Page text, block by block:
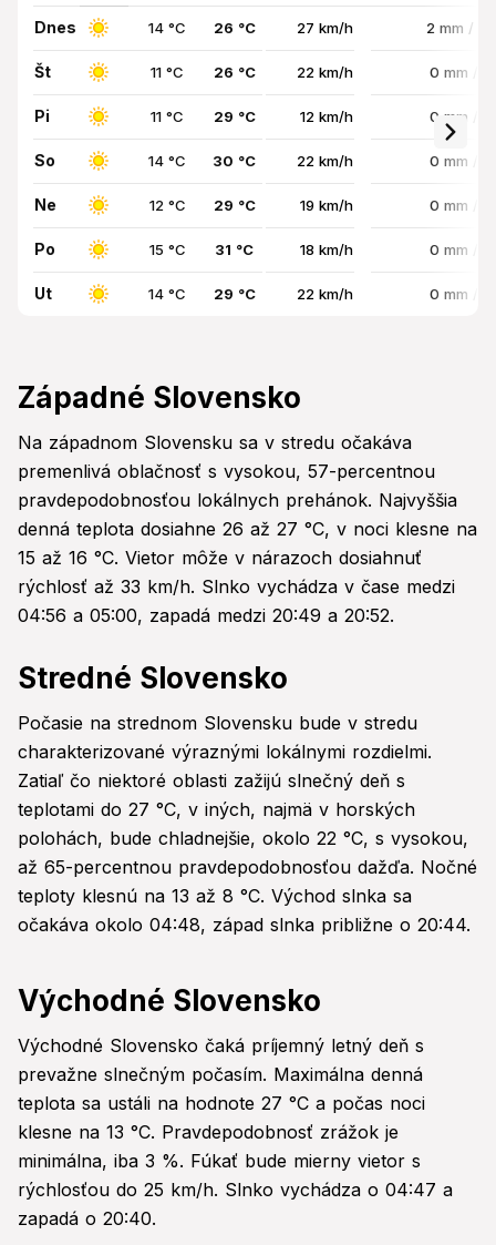
Dnes 14 °C 26 °C 27 km/h 2 mm /
Št 11 °C 26 °C 22 km/h 0 mm /
Pi 11 °C 29 °C 12 km/h 0 mm /
So 14 °C 30 °C 22 km/h 0 mm /
Ne 12 °C 29 °C 19 km/h 0 mm /
Po 15 °C 31 °C 18 km/h 0 mm /
Ut 14 °C 29 °C 22 km/h 0 mm /
Západné Slovensko
Na západnom Slovensku sa v stredu očakáva
premenlivá oblačnosť s vysokou, 57-percentnou
pravdepodobnosťou lokálnych prehánok. Najvyššia
denná teplota dosiahne 26 až 27 °C, v noci klesne na
15 až 16 °C. Vietor môže v nárazoch dosiahnuť
rýchlosť až 33 km/h. Slnko vychádza v čase medzi
04:56 a 05:00, zapadá medzi 20:49 a 20:52.
Stredné Slovensko
Počasie na strednom Slovensku bude v stredu
charakterizované výraznými lokálnymi rozdielmi.
Zatiaľ čo niektoré oblasti zažijú slnečný deň s
teplotami do 27 °C, v iných, najmä v horských
polohách, bude chladnejšie, okolo 22 °C, s vysokou,
až 65-percentnou pravdepodobnosťou dažďa. Nočné
teploty klesnú na 13 až 8 °C. Východ slnka sa
očakáva okolo 04:48, západ slnka približne o 20:44.
Východné Slovensko
Východné Slovensko čaká príjemný letný deň s
prevažne slnečným počasím. Maximálna denná
teplota sa ustáli na hodnote 27 °C a počas noci
klesne na 13 °C. Pravdepodobnosť zrážok je
minimálna, iba 3 %. Fúkať bude mierny vietor s
rýchlosťou do 25 km/h. Slnko vychádza o 04:47 a
zapadá o 20:40.